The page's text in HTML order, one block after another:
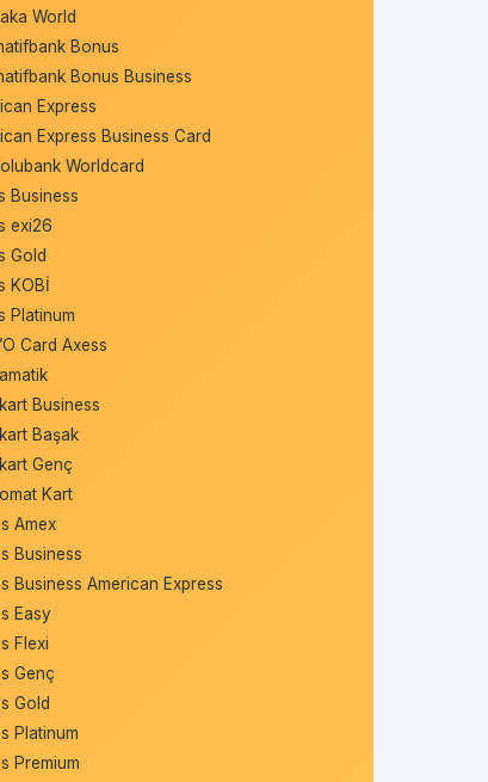
World
Bonus
Bonus Business
Express
Express Business Card
Worldcard
Business
exi26
Gold
KOBİ
Platinum
Card Axess
Business
Başak
Genç
Kart
Amex
Business
Business American Express
Easy
Flexi
Genç
Gold
Platinum
Premium